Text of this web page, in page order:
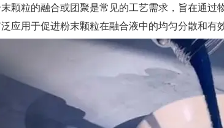
颗粒的融合或团聚是常见的工艺需求，旨在通过
应用于促进粉末颗粒在融合液中的均匀分散和有